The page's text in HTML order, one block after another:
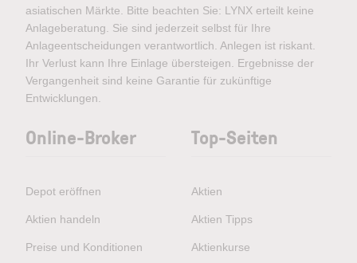
asiatischen Märkte. Bitte beachten Sie: LYNX erteilt keine
Anlageberatung. Sie sind jederzeit selbst für Ihre
Anlageentscheidungen verantwortlich. Anlegen ist riskant.
Ihr Verlust kann Ihre Einlage übersteigen. Ergebnisse der
Vergangenheit sind keine Garantie für zukünftige
Entwicklungen.
Online-Broker
Depot eröffnen
Aktien handeln
Preise und Konditionen
Top-Seiten
Aktien
Aktien Tipps
Aktienkurse